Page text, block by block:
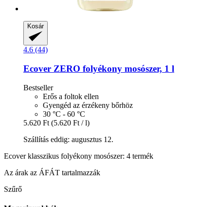
Kosár
4.6 (44)
Ecover ZERO folyékony mosószer, 1 l
Bestseller
Erős a foltok ellen
Gyengéd az érzékeny bőrhöz
30 °C - 60 °C
5.620 Ft (5.620 Ft / l)
Szállítás eddig: augusztus 12.
Ecover klasszikus folyékony mosószer: 4 termék
Az árak az ÁFÁT tartalmazzák
Szűrő